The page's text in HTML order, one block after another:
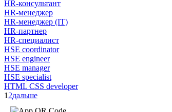
HR-консультант
HR-менеджер
HR-менеджер (IT)
HR-партнер
HR-специалист
HSE coordinator
HSE engineer
HSE manager
HSE specialist
HTML CSS developer
1 2дальше